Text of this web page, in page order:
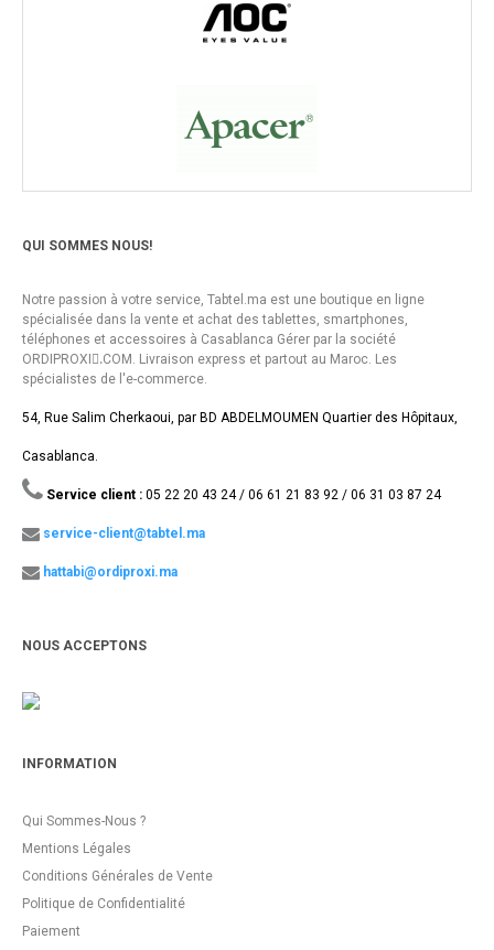
QUI SOMMES NOUS!
Notre passion à votre service, Tabtel.ma est une boutique en ligne
spécialisée dans la vente et achat des tablettes, smartphones,
téléphones et accessoires à Casablanca Gérer par la société
ORDIPROXI.ِCOM. Livraison express et partout au Maroc. Les
spécialistes de l'e-commerce.
54, Rue Salim Cherkaoui, par BD ABDELMOUMEN Quartier des Hôpitaux,
Casablanca.
Service client : 05 22 20 43 24 / 06 61 21 83 92 / 06 31 03 87 24
service-client@tabtel.ma
hattabi@ordiproxi.ma
NOUS ACCEPTONS
INFORMATION
Qui Sommes-Nous ?
Mentions Légales
Conditions Générales de Vente
Politique de Confidentialité
Paiement